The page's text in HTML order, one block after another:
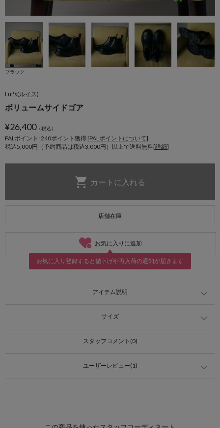
ブラック
Lui's(ルイス)
ボリュームサイドゴア
¥26,400（税込）
PALポイント: 240ポイント獲得 [PALポイントについて]
税込5,000円（予約商品は税込3,000円）以上で送料無料[詳細]
店舗在庫
お気に入りに追加
お気に入り登録すると値下げや再入荷の通知が届きます
アイテム説明
サイズ
スタッフコメント(0)
ユーザーレビュー(1)